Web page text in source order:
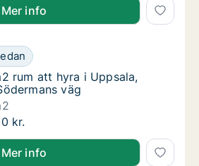
Mer info
rum att hyra i Uppsala, August
hyra i Uppsala, August
rum att hyra i Uppsala, August
rum att hyra i Uppsala,
väg
rum att hyra i Uppsala, August
kr.
Mer info